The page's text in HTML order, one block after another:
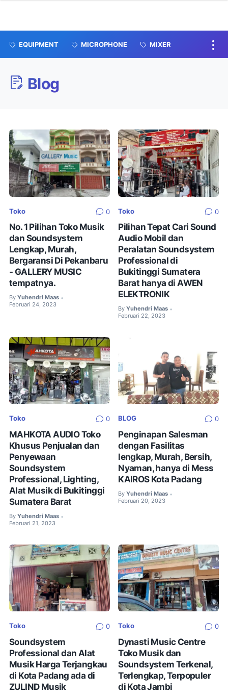
EQUIPMENT MICROPHONE MIXER
Blog
Toko 0
No. 1 Pilihan Toko Musik
dan Soundsystem
Lengkap, Murah,
Bergaransi Di Pekanbaru
- GALLERY MUSIC
tempatnya.
By Yuhendri Maas •
Februari 24, 2023
Toko 0
Pilihan Tepat Cari Sound
Audio Mobil dan
Peralatan Soundsystem
Professional di
Bukitinggi Sumatera
Barat hanya di AWEN
ELEKTRONIK
By Yuhendri Maas •
Februari 22, 2023
Toko 0
MAHKOTA AUDIO Toko
Khusus Penjualan dan
Penyewaan
Soundsystem
Professional, Lighting,
Alat Musik di Bukitinggi
Sumatera Barat
By Yuhendri Maas •
Februari 21, 2023
BLOG 0
Penginapan Salesman
dengan Fasilitas
lengkap, Murah, Bersih,
Nyaman, hanya di Mess
KAIROS Kota Padang
By Yuhendri Maas •
Februari 20, 2023
Toko 0
Soundsystem
Professional dan Alat
Musik Harga Terjangkau
di Kota Padang ada di
ZULIND Musik
Toko 0
Dynasti Music Centre
Toko Musik dan
Soundsystem Terkenal,
Terlengkap, Terpopuler
di Kota Jambi